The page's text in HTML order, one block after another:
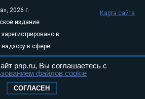
2026 г.
издание
в
в сфере
и
(Роскомнадзор) 05
Эл № ФС77-
Карта сайта
pnp.ru, Вы соглашаетесь с
файлов cookie
СОГЛАСЕН